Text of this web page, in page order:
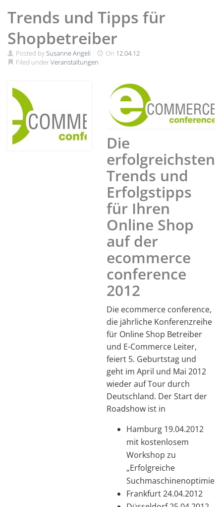
Trends und Tipps für
Shopbetreiber
Posted bySusanne Angeli On 12.04.12
Filed underVeranstaltungen
Die
erfolgreichsten
Trends und
Erfolgstipps
für Ihren
Online Shop
auf der
ecommerce
conference
2012
Die ecommerce conference,
die jährliche Konferenzreihe
für Online Shop Betreiber
und E-Commerce Leiter,
feiert 5. Geburtstag und
geht im April und Mai 2012
wieder auf Tour durch
Deutschland. Der Start der
Roadshow ist in
Hamburg 19.04.2012
mit kostenlosem
Workshop zu
„Erfolgreiche
Frankfurt 24.04.2012